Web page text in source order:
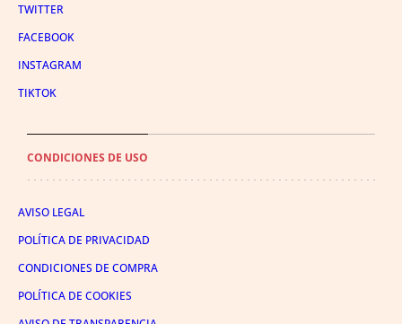
TWITTER
FACEBOOK
INSTAGRAM
TIKTOK
CONDICIONES DE USO
AVISO LEGAL
POLÍTICA DE PRIVACIDAD
CONDICIONES DE COMPRA
POLÍTICA DE COOKIES